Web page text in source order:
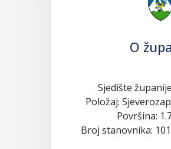
O
Sjedište
Položaj:
Površina:
Broj stanovnika: